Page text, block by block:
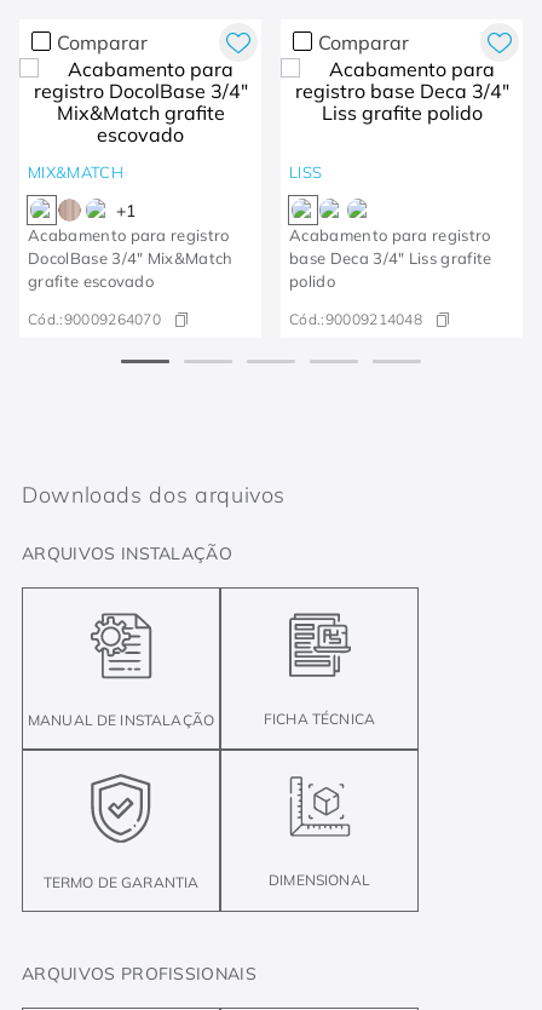
Comparar
MIX&MATCH
+1
Acabamento para registro
DocolBase 3/4" Mix&Match
grafite escovado
Cód.:90009264070
Comparar
LISS
Acabamento para registro
base Deca 3/4" Liss grafite
polido
Cód.:90009214048
Downloads dos arquivos
ARQUIVOS INSTALAÇÃO
MANUAL DE INSTALAÇÃO FICHA TÉCNICA
TERMO DE GARANTIA DIMENSIONAL
ARQUIVOS PROFISSIONAIS